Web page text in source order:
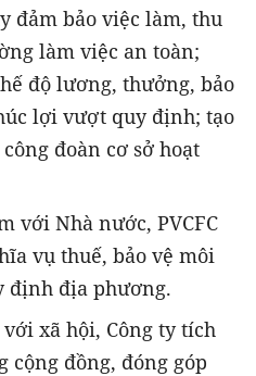
đảm bảo việc làm, thu
làm việc an toàn;
độ lương, thưởng, bảo
lợi vượt quy định; tạo
đoàn cơ sở hoạt
với Nhà nước, PVCFC
vụ thuế, bảo vệ môi
định địa phương.
xã hội, Công ty tích
cộng đồng, đóng góp